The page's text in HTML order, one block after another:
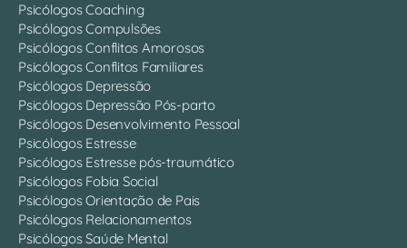
Psicólogos Coaching
Psicólogos Compulsões
Psicólogos Conflitos Amorosos
Psicólogos Conflitos Familiares
Psicólogos Depressão
Psicólogos Depressão Pós-parto
Psicólogos Desenvolvimento Pessoal
Psicólogos Estresse
Psicólogos Estresse pós-traumático
Psicólogos Fobia Social
Psicólogos Orientação de Pais
Psicólogos Relacionamentos
Psicólogos Saúde Mental